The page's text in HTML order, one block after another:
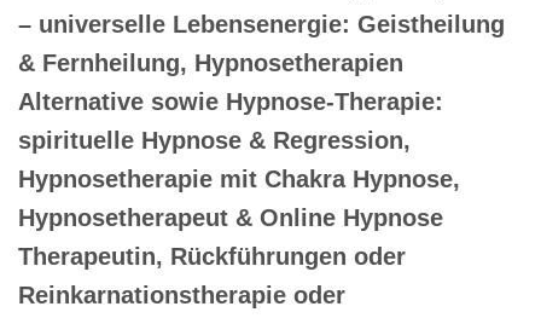
– universelle Lebensenergie: Geistheilung
& Fernheilung, Hypnosetherapien
Alternative sowie Hypnose-Therapie:
spirituelle Hypnose & Regression,
Hypnosetherapie mit Chakra Hypnose,
Hypnosetherapeut & Online Hypnose
Therapeutin, Rückführungen oder
Reinkarnationstherapie oder